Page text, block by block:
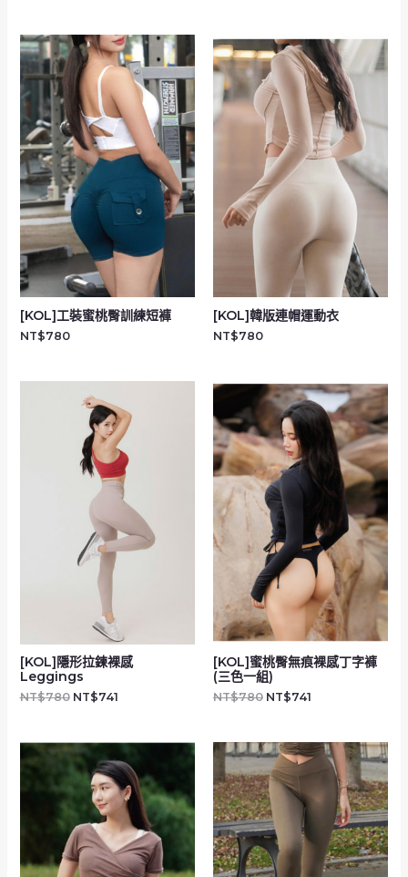
[KOL]工裝蜜桃臀訓練短褲
NT$780
[KOL]韓版連帽運動衣
NT$780
[KOL]隱形拉鍊裸感
Leggings
NT$780 NT$741
[KOL]蜜桃臀無痕裸感丁字褲
(三色一組)
NT$780 NT$741